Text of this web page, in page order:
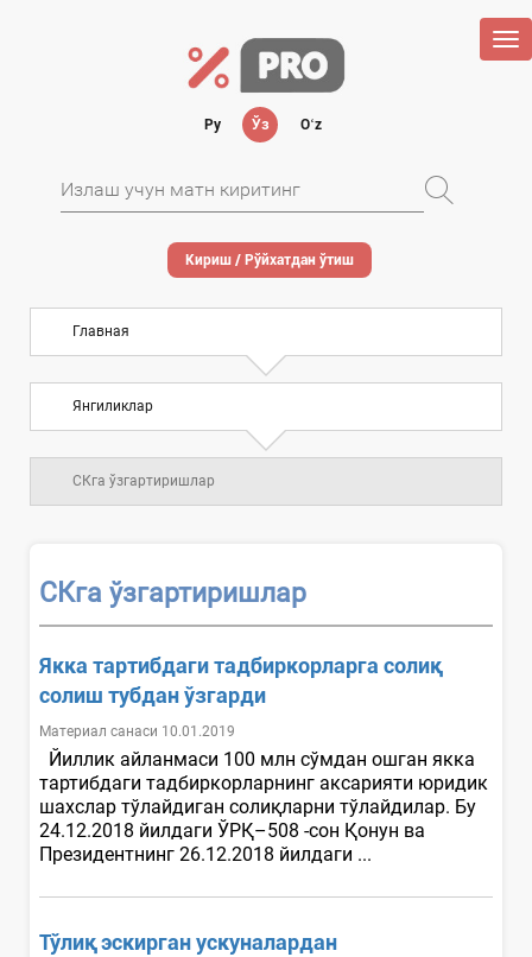
Ру Ўз Oʻz
Кириш / Рўйхатдан ўтиш
Главная
Янгиликлар
СКга ўзгартиришлар
СКга ўзгартиришлар
Якка тартибдаги тадбиркорларга солиқ
солиш тубдан ўзгарди
Материал санаси 10.01.2019
Йиллик айланмаси 100 млн сўмдан ошган якка
тартибдаги тадбиркорларнинг аксарияти юридик
шахслар тўлайдиган солиқларни тўлайдилар. Бу
24.12.2018 йилдаги ЎРҚ–508 -сон Қонун ва
Президентнинг 26.12.2018 йилдаги ...
Тўлиқ эскирган ускуналардан